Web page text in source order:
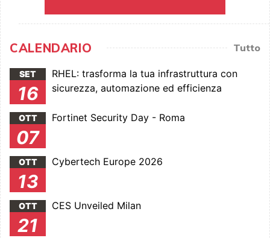
CALENDARIO Tutto
SET
16
RHEL: trasforma la tua infrastruttura con
sicurezza, automazione ed efficienza
OTT
07
Fortinet Security Day - Roma
OTT
13
Cybertech Europe 2026
OTT
21
CES Unveiled Milan